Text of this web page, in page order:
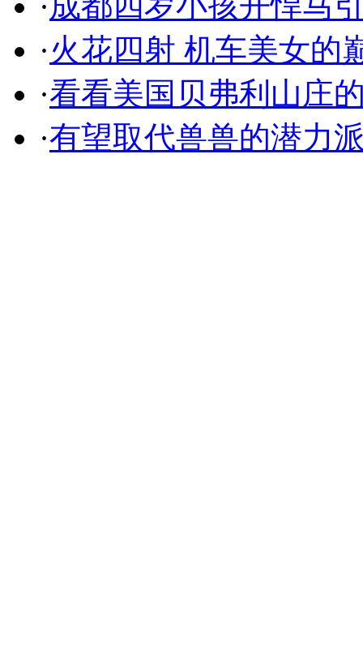
·火花四射 机车美女的
·看看美国贝弗利山庄
·有望取代兽兽的潜力